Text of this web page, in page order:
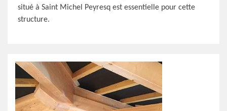
situé à Saint Michel Peyresq est essentielle pour cette
structure.